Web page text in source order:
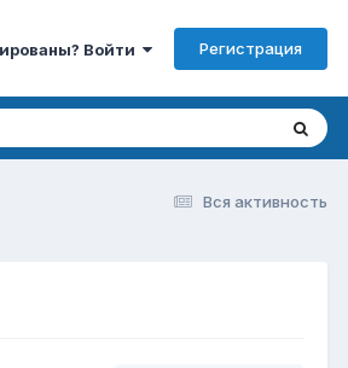
Войти Регистрация
Вся активность